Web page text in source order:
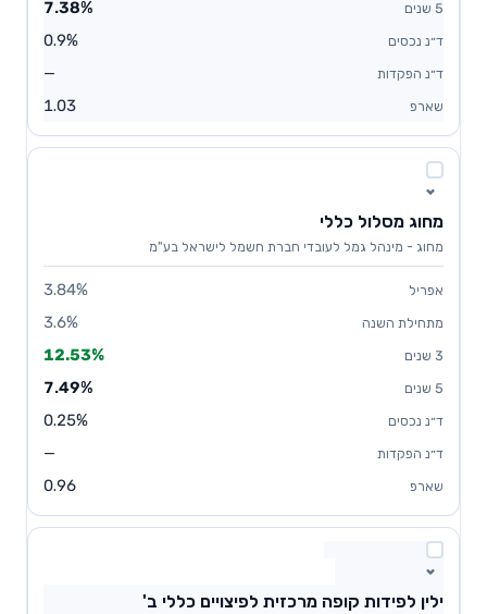
7.38%
0.9%
—
1.03
מחוג מסלול כללי
מחוג - מינהל גמל לעובדי חברת חשמל לישראל בע"מ
3.84%
3.6%
12.53%
7.49%
0.25%
—
0.96
ילין לפידות קופה מרכזית לפיצויים כללי ב'